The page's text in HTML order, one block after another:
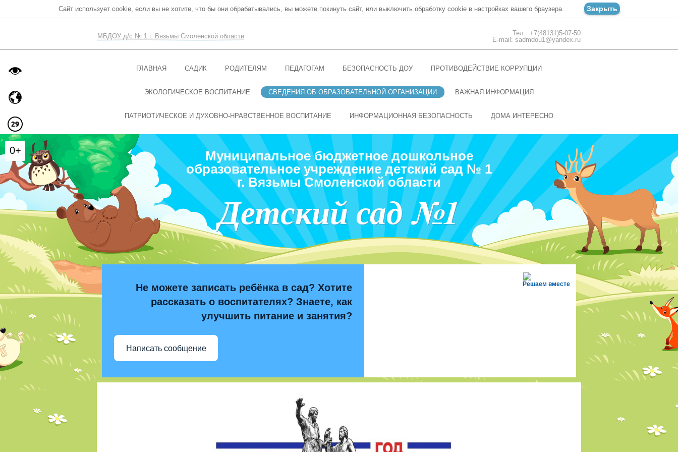
Сайт использует cookie, если вы не хотите, что бы они обрабатывались, вы можете покинуть сайт, или выключить обработку cookie в настройках вашего браузера. Закрыть
МБДОУ д/с № 1 г. Вязьмы Смоленской области
Тел.: +7(48131)5-07-50
E-mail: sadmdou1@yandex.ru
ГЛАВНАЯ САДИК РОДИТЕЛЯМ ПЕДАГОГАМ БЕЗОПАСНОСТЬ ДОУ ПРОТИВОДЕЙСТВИЕ КОРРУПЦИИ
ЭКОЛОГИЧЕСКОЕ ВОСПИТАНИЕ СВЕДЕНИЯ ОБ ОБРАЗОВАТЕЛЬНОЙ ОРГАНИЗАЦИИ ВАЖНАЯ ИНФОРМАЦИЯ
ПАТРИОТИЧЕСКОЕ И ДУХОВНО-НРАВСТВЕННОЕ ВОСПИТАНИЕ ИНФОРМАЦИОННАЯ БЕЗОПАСНОСТЬ ДОМА ИНТЕРЕСНО
Муниципальное бюджетное дошкольное
образовательное учреждение детский сад № 1
г. Вязьмы Смоленской области
Детский сад №1
Решаем вместе
Не можете записать ребёнка в сад? Хотите
рассказать о воспитателях? Знаете, как
улучшить питание и занятия?
Написать сообщение
0+